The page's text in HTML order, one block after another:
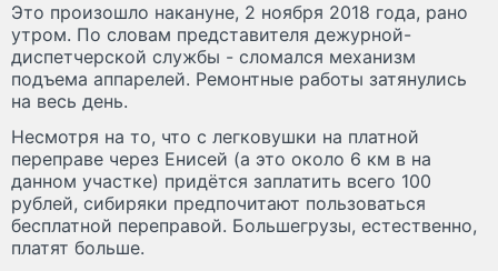
Это произошло накануне, 2 ноября 2018 года, рано
утром. По словам представителя дежурной-
диспетчерской службы - сломался механизм
подъема аппарелей. Ремонтные работы затянулись
на весь день.
Несмотря на то, что с легковушки на платной
переправе через Енисей (а это около 6 км в на
данном участке) придётся заплатить всего 100
рублей, сибиряки предпочитают пользоваться
бесплатной переправой. Большегрузы, естественно,
платят больше.